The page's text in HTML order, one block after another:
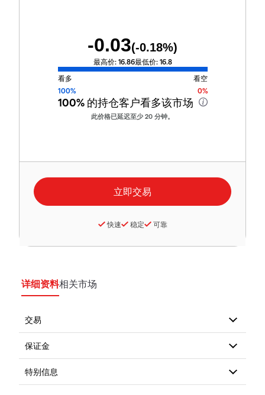
-0.03(-0.18%)
最高价: 16.86最低价: 16.8
看多
看空
100%
0%
100%的持仓客户看多该市场
此价格已延迟至少 20 分钟。
快速 稳定 可靠
详细资料相关市场